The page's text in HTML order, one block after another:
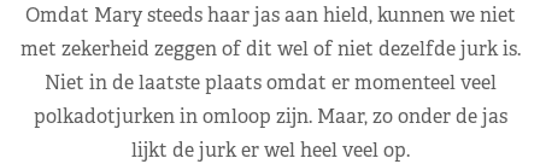
Omdat Mary steeds haar jas aan hield, kunnen we niet
met zekerheid zeggen of dit wel of niet dezelfde jurk is.
Niet in de laatste plaats omdat er momenteel veel
polkadotjurken in omloop zijn. Maar, zo onder de jas
lijkt de jurk er wel heel veel op.